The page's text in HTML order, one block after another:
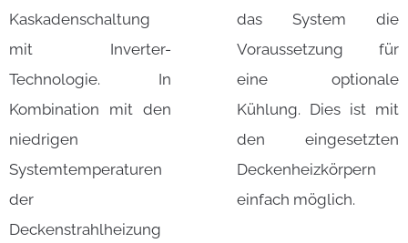
Kaskadenschaltung
mit Inverter-
Technologie. In
Kombination mit den
niedrigen
Systemtemperaturen
der
Deckenstrahlheizung
das System die
Voraussetzung für
eine optionale
Kühlung. Dies ist mit
den eingesetzten
Deckenheizkörpern
einfach möglich.